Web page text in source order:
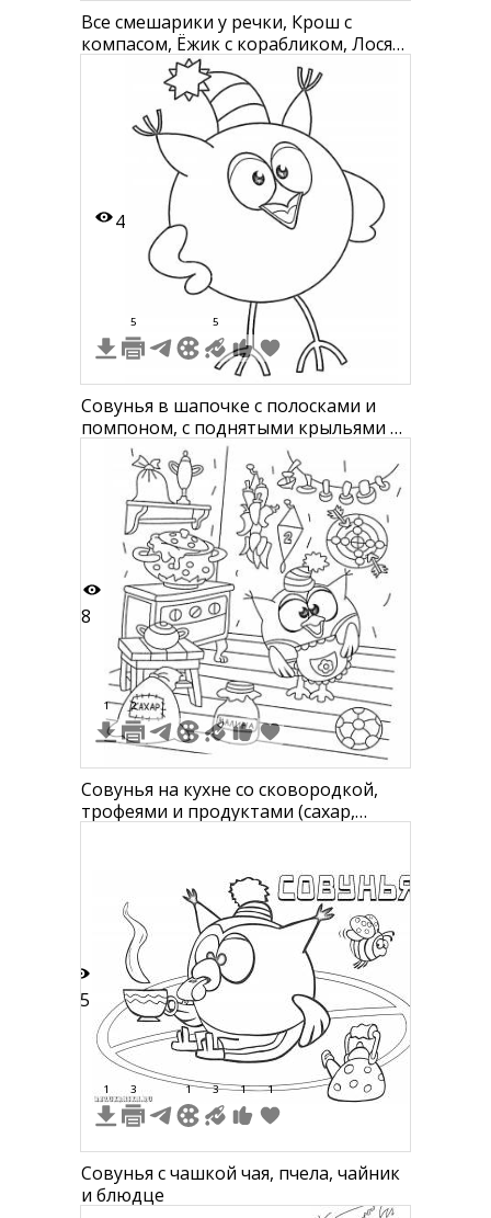
Все смешарики у речки, Крош с
компасом, Ёжик с корабликом, Лосяш
с цветком, Совунья, две лодки, два
4
5 5
Совунья в шапочке с полосками и
помпоном, с поднятыми крыльями и
открытым клювом
8
1 2
Совунья на кухне со сковородкой,
трофеями и продуктами (сахар,
15
1 3 1 3 1 1
Совунья с чашкой чая, пчела, чайник
и блюдце